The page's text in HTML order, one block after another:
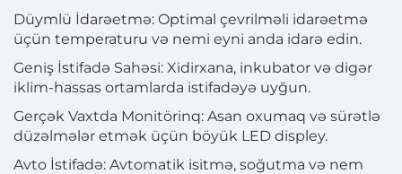
Düymlü İdarəetmə: Optimal çevrilməli idarəetmə
üçün temperaturu və nemi eyni anda idarə edin.
Geniş İstifadə Sahəsi: Xidirxana, inkubator və digər
iklim-hassas ortamlarda istifadəyə uyğun.
Gerçək Vaxtda Monitörinq: Asan oxumaq və sürətlə
düzəlmələr etmək üçün böyük LED displey.
Avto İstifadə: Avtomatik isitmə, soğutma və nem